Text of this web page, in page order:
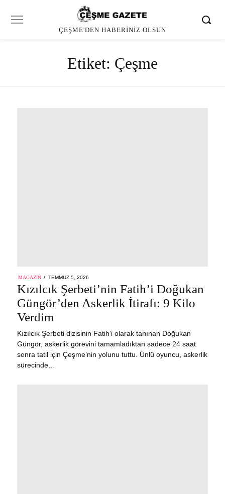
ÇEŞME'DEN HABERINIZ OLSUN
Etiket: Çeşme
MAGAZIN
POSTED
ON
TEMMUZ 5, 2026
Kızılcık Şerbeti’nin Fatih’i Doğukan
Güngör’den Askerlik İtirafı: 9 Kilo
Verdim
Kızılcık Şerbeti dizisinin Fatih’i olarak tanınan Doğukan
Güngör, askerlik görevini tamamladıktan sadece 24 saat
sonra tatil için Çeşme’nin yolunu tuttu. Ünlü oyuncu, askerlik
sürecinde…